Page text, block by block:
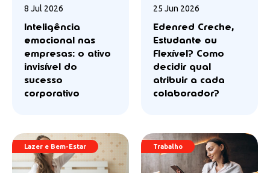
8 Jul 2026
Inteligência
emocional nas
empresas: o ativo
invisível do
sucesso
corporativo
25 Jun 2026
Edenred Creche,
Estudante ou
Flexível? Como
decidir qual
atribuir a cada
colaborador?
Lazer e Bem-Estar Trabalho